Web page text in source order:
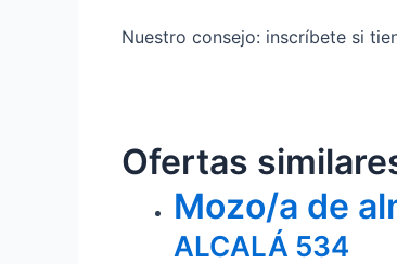
Nuestro consejo: inscríbete si
Ofertas
Mozo/a de
ALCALÁ 534